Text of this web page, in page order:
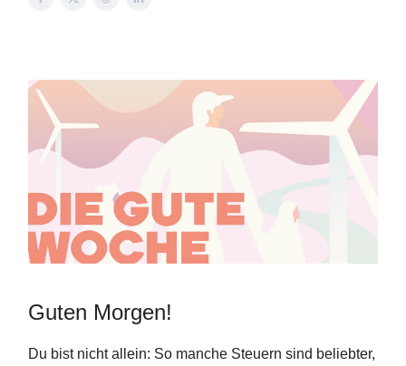
Guten Morgen!
Du bist nicht allein: So manche Steuern sind beliebter,